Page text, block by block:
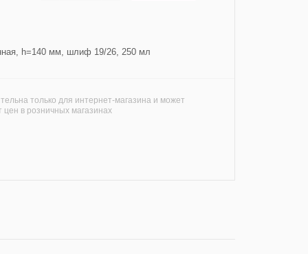
h=140 мм, шлиф 19/26, 250 мл
только для интернет-магазина и может
цен в розничных магазинах